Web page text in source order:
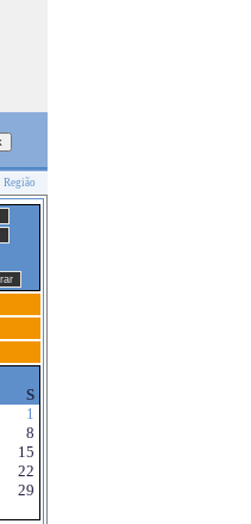
Região
S
1
8
15
22
29